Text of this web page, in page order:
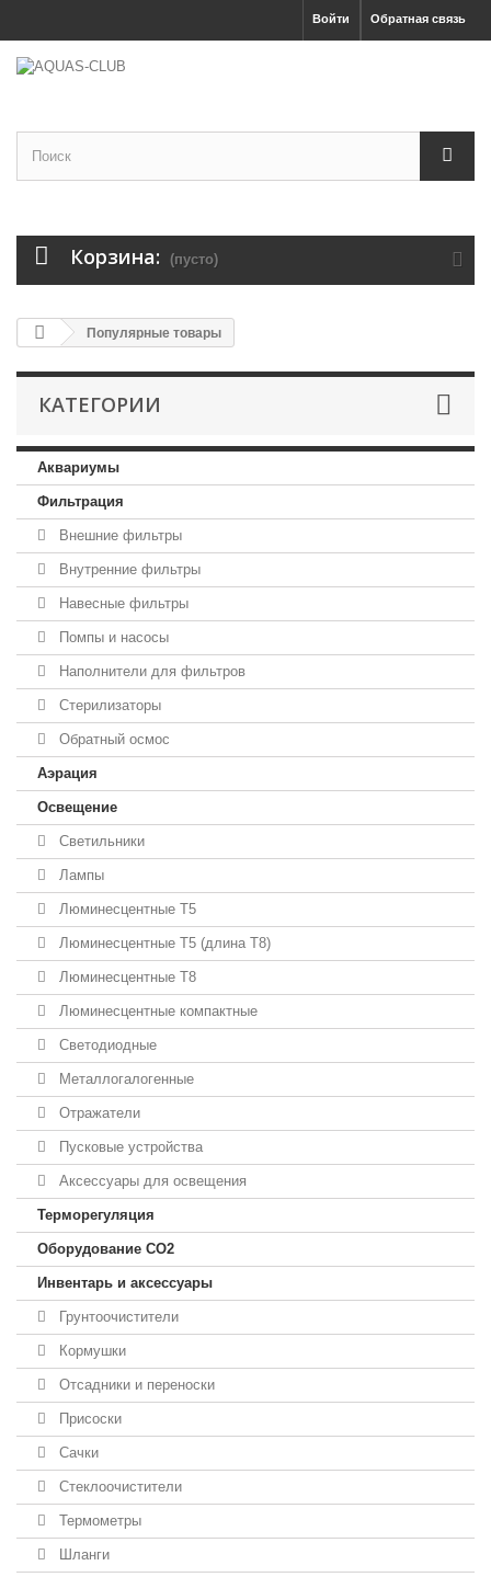
Обратная связь
Войти
Корзина: (пусто)
Популярные товары
КАТЕГОРИИ
Аквариумы
Фильтрация
Внешние фильтры
Внутренние фильтры
Навесные фильтры
Помпы и насосы
Наполнители для фильтров
Стерилизаторы
Обратный осмос
Аэрация
Освещение
Светильники
Лампы
Люминесцентные T5
Люминесцентные T5 (длина T8)
Люминесцентные T8
Люминесцентные компактные
Светодиодные
Металлогалогенные
Отражатели
Пусковые устройства
Аксессуары для освещения
Терморегуляция
Оборудование CO2
Инвентарь и аксессуары
Грунтоочистители
Кормушки
Отсадники и переноски
Присоски
Сачки
Стеклоочистители
Термометры
Шланги